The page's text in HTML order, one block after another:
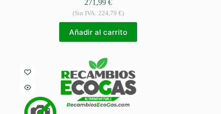
271,99€
(Sin IVA:224,79€)
Añadir al carrito